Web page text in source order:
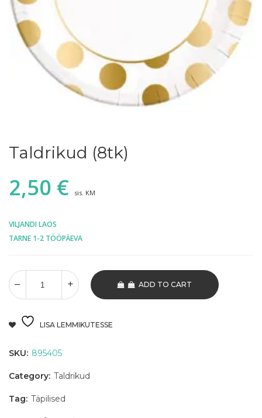
Taldrikud (8tk)
2,50 € sis. KM
VILJANDI LAOS
TARNE 1-2 TÖÖPÄEVA
ADD TO CART
LISA LEMMIKUTESSE
SKU: 895405
Category: Taldrikud
Tag: Täpilised